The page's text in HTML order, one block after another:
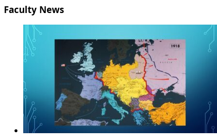
Faculty News